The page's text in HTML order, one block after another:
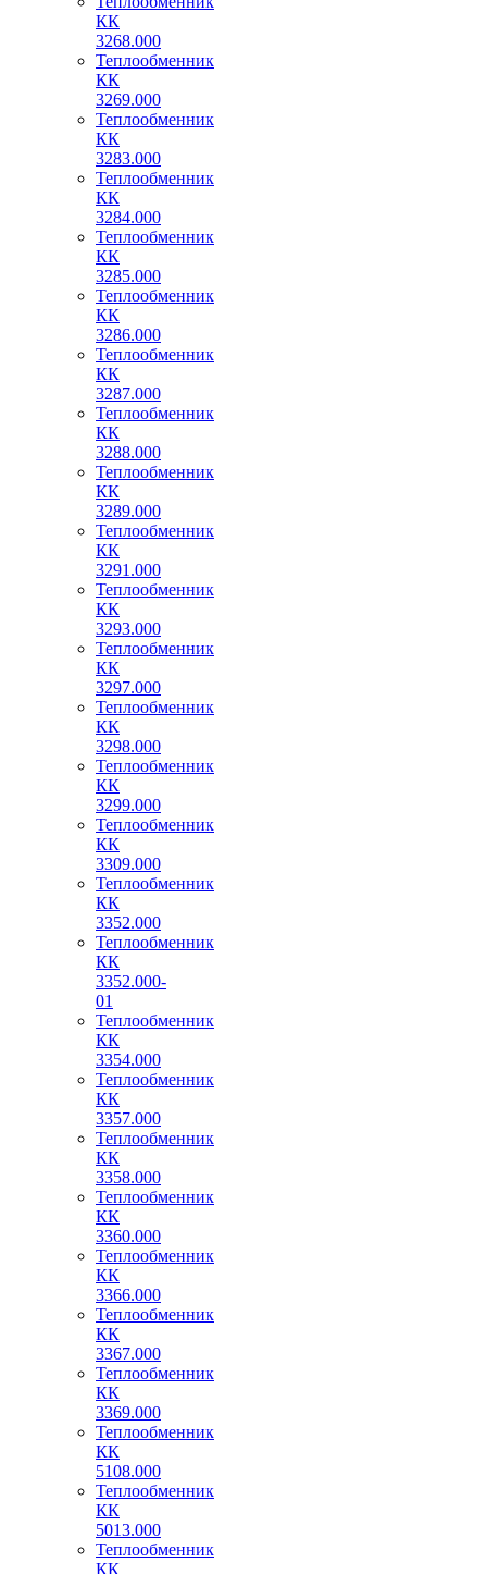
КК
3268.000
Теплообменник
КК
3269.000
Теплообменник
КК
3283.000
Теплообменник
КК
3284.000
Теплообменник
КК
3285.000
Теплообменник
КК
3286.000
Теплообменник
КК
3287.000
Теплообменник
КК
3288.000
Теплообменник
КК
3289.000
Теплообменник
КК
3291.000
Теплообменник
КК
3293.000
Теплообменник
КК
3297.000
Теплообменник
КК
3298.000
Теплообменник
КК
3299.000
Теплообменник
КК
3309.000
Теплообменник
КК
3352.000
Теплообменник
КК
3352.000-
01
Теплообменник
КК
3354.000
Теплообменник
КК
3357.000
Теплообменник
КК
3358.000
Теплообменник
КК
3360.000
Теплообменник
КК
3366.000
Теплообменник
КК
3367.000
Теплообменник
КК
3369.000
Теплообменник
КК
5108.000
Теплообменник
КК
5013.000
Теплообменник
КК